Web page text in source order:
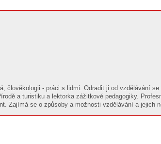
člověkologii - práci s lidmi. Odradit ji od vzdělávání
a turistiku a lektorka zážitkové pedagogiky.
Zajímá se o způsoby a možnosti vzdělávání a jejich